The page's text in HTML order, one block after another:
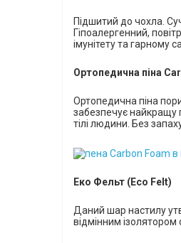
Підшитий до чохла.
Гіпоалергенний,
імунітету та гарному
Ортопедична піна
Ортопедична піна
забезпечує найкращу
тілі людини. Без
Еко Фельт (Eco Felt)
Даний шар настилу
відмінним ізолятором